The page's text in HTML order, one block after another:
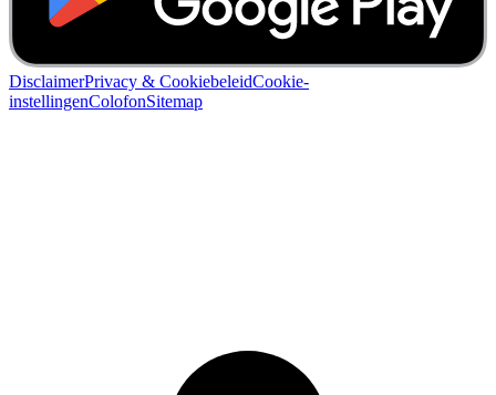
DisclaimerPrivacy & CookiebeleidCookie-
instellingenColofonSitemap